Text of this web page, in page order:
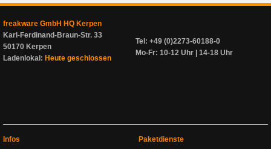
freakware GmbH HQ Kerpen
Karl-Ferdinand-Braun-Str. 33
50170 Kerpen
Ladenlokal: Heute geschlossen
Tel: +49 (0)2273-60188-0
Mo-Fr: 10-12 Uhr | 14-18 Uhr
Infos
Paketdienste